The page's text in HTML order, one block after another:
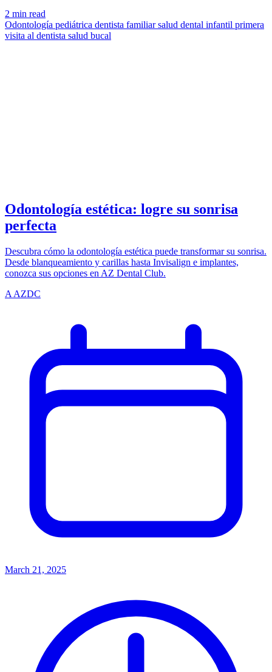
2 min read
Odontología pediátrica dentista familiarsalud dental infantil primera
visita al dentista salud bucal
Odontología estética: logre su sonrisa
perfecta
Descubra cómo la odontología estética puede transformar su sonrisa.
Desde blanqueamiento y carillas hasta Invisalign e implantes,
conozca sus opciones en AZ Dental Club.
A AZDC
March 21, 2025